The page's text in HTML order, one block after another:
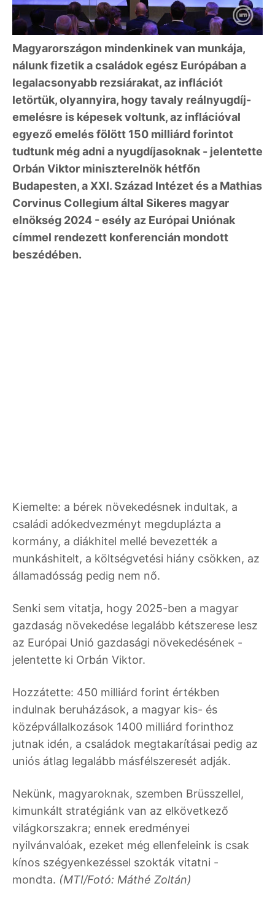
Magyarországon mindenkinek van munkája,
nálunk fizetik a családok egész Európában a
legalacsonyabb rezsiárakat, az inflációt
letörtük, olyannyira, hogy tavaly reálnyugdíj-
emelésre is képesek voltunk, az inflációval
egyező emelés fölött 150 milliárd forintot
tudtunk még adni a nyugdíjasoknak - jelentette
Orbán Viktor miniszterelnök hétfőn
Budapesten, a XXI. Század Intézet és a Mathias
Corvinus Collegium által Sikeres magyar
elnökség 2024 - esély az Európai Uniónak
címmel rendezett konferencián mondott
beszédében.
Kiemelte: a bérek növekedésnek indultak, a
családi adókedvezményt megduplázta a
kormány, a diákhitel mellé bevezették a
munkáshitelt, a költségvetési hiány csökken, az
államadósság pedig nem nő.
Senki sem vitatja, hogy 2025-ben a magyar
gazdaság növekedése legalább kétszerese lesz
az Európai Unió gazdasági növekedésének -
jelentette ki Orbán Viktor.
Hozzátette: 450 milliárd forint értékben
indulnak beruházások, a magyar kis- és
középvállalkozások 1400 milliárd forinthoz
jutnak idén, a családok megtakarításai pedig az
uniós átlag legalább másfélszeresét adják.
Nekünk, magyaroknak, szemben Brüsszellel,
kimunkált stratégiánk van az elkövetkező
világkorszakra; ennek eredményei
nyilvánvalóak, ezeket még ellenfeleink is csak
kínos szégyenkezéssel szokták vitatni -
mondta. (MTI/Fotó: Máthé Zoltán)